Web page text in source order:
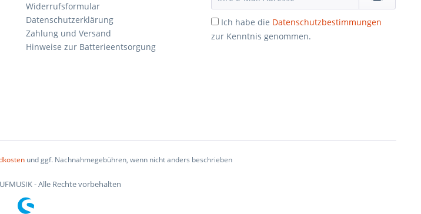
Widerrufsformular
Datenschutzerklärung
Zahlung und Versand
Hinweise zur Batterieentsorgung
Ich habe die Datenschutzbestimmungen
zur Kenntnis genommen.
und ggf. Nachnahmegebühren, wenn nicht anders beschrieben
- Alle Rechte vorbehalten